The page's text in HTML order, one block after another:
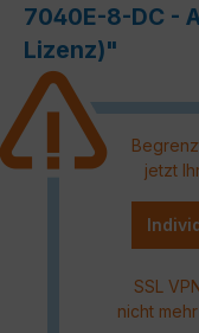
7040E-8-DC -
Lizenz)"
jetzt
SSL
nicht